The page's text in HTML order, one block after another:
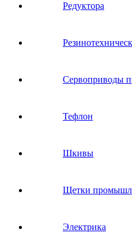
Редуктора
Сервоприводы
Тефлон
Шкивы
Щетки
Электрика